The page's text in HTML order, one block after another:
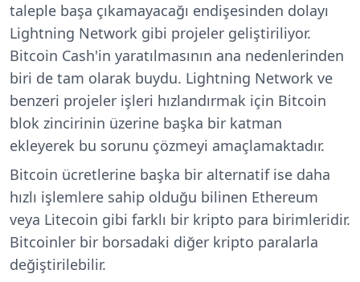
taleple başa çıkamayacağı endişesinden dolayı
Lightning Network gibi projeler geliştiriliyor.
Bitcoin Cash'in yaratılmasının ana nedenlerinden
biri de tam olarak buydu. Lightning Network ve
benzeri projeler işleri hızlandırmak için Bitcoin
blok zincirinin üzerine başka bir katman
ekleyerek bu sorunu çözmeyi amaçlamaktadır.
Bitcoin ücretlerine başka bir alternatif ise daha
hızlı işlemlere sahip olduğu bilinen Ethereum
veya Litecoin gibi farklı bir kripto para birimleridir.
Bitcoinler bir borsadaki diğer kripto paralarla
değiştirilebilir.